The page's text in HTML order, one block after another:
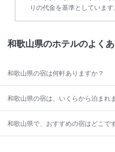
りの代金を基準としています
和歌山県のホテルのよく
和歌山県の宿は何軒ありますか？
和歌山県の宿は、いくらから泊まれ
和歌山県で、おすすめの宿はどこで